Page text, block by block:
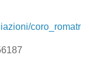
coro_romatr